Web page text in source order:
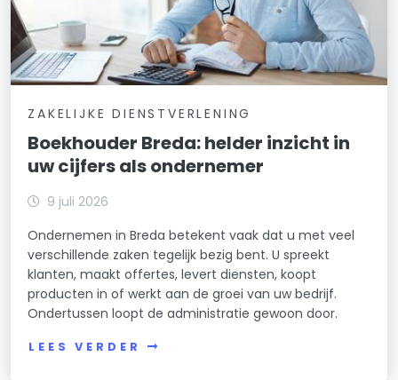
ZAKELIJKE DIENSTVERLENING
Boekhouder Breda: helder inzicht in
uw cijfers als ondernemer
9 juli 2026
Ondernemen in Breda betekent vaak dat u met veel
verschillende zaken tegelijk bezig bent. U spreekt
klanten, maakt offertes, levert diensten, koopt
producten in of werkt aan de groei van uw bedrijf.
Ondertussen loopt de administratie gewoon door.
LEES VERDER